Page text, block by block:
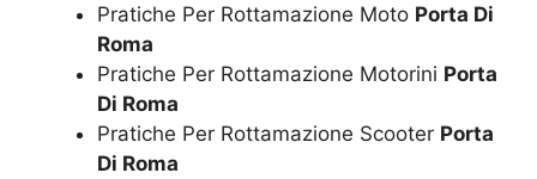
Pratiche Per Rottamazione Moto Porta Di
Roma
Pratiche Per Rottamazione Motorini Porta
Di Roma
Pratiche Per Rottamazione Scooter Porta
Di Roma